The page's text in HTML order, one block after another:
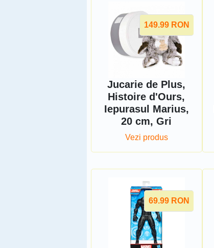
149.99 RON
Jucarie de Plus,
Histoire d'Ours,
Iepurasul Marius,
20 cm, Gri
Vezi produs
69.99 RON